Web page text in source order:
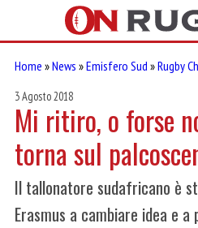
Home »News »Emisfero Sud »Rugby
3 Agosto 2018
Mi ritiro, o forse
torna sul
Il tallonatore sudafricano è
Erasmus a cambiare idea e